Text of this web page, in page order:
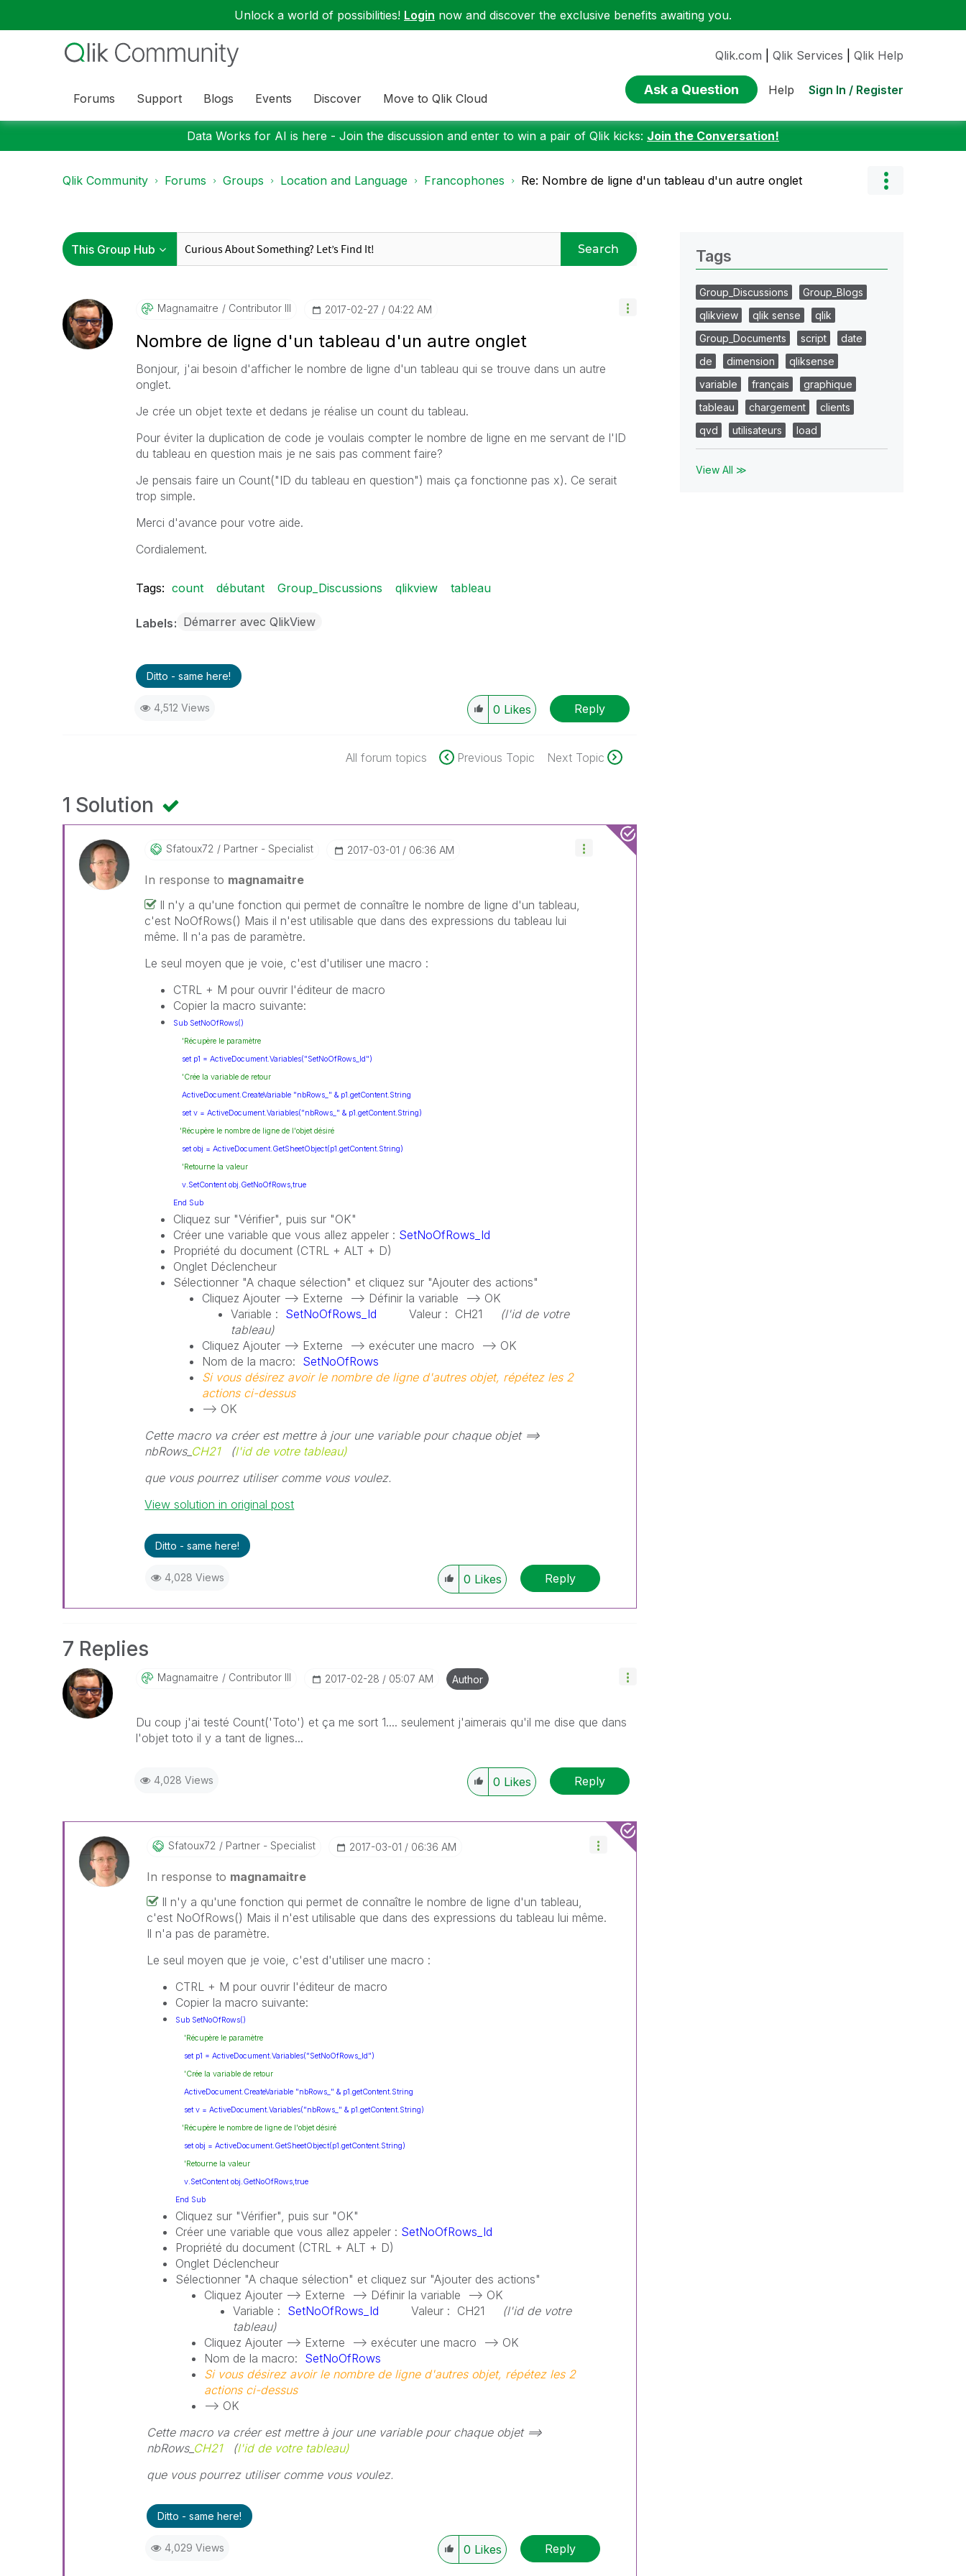
Unlock a world of possibilities! Login now and discover the exclusive benefits awaiting you.
Forums Support Blogs Events Discover Move to Qlik Cloud
Qlik.com Qlik Services Qlik Help
Ask a Question Help Sign In / Register
Data Works for AI is here - Join the discussion and enter to win a pair of Qlik kicks: Join the Conversation!
Qlik Community Forums Groups Location and Language Francophones Re: Nombre de ligne d'un tableau d'un autre onglet
Search
Magnamaitre Contributor III ‎2017-02-27 04:22 AM
Nombre de ligne d'un tableau d'un autre onglet
Bonjour, j'ai besoin d'afficher le nombre de ligne d'un tableau qui se trouve dans un autre
onglet.
Je crée un objet texte et dedans je réalise un count du tableau.
Pour éviter la duplication de code je voulais compter le nombre de ligne en me servant de l'ID
du tableau en question mais je ne sais pas comment faire?
Je pensais faire un Count("ID du tableau en question") mais ça fonctionne pas x). Ce serait
trop simple.
Merci d'avance pour votre aide.
Cordialement.
Tags: count débutant Group_Discussions qlikview tableau
Labels Démarrer avec QlikView
Ditto - same here!
4,512 Views 0 Likes Reply
All forum topics Previous Topic Next Topic
1 Solution
Sfatoux72 Partner - Specialist ‎2017-03-01 06:36 AM
In response to magnamaitre
Il n'y a qu'une fonction qui permet de connaître le nombre de ligne d'un tableau,
c'est NoOfRows() Mais il n'est utilisable que dans des expressions du tableau lui
même. Il n'a pas de paramètre.
Le seul moyen que je voie, c'est d'utiliser une macro :
CTRL + M pour ouvrir l'éditeur de macro
Copier la macro suivante:
Sub SetNoOfRows()
'Récupère le paramètre
set p1 = ActiveDocument.Variables("SetNoOfRows_Id")
'Crée la variable de retour
ActiveDocument.CreateVariable "nbRows_" & p1.getContent.String
set v = ActiveDocument.Variables("nbRows_" & p1.getContent.String)
'Récupère le nombre de ligne de l'objet désiré
set obj = ActiveDocument.GetSheetObject(p1.getContent.String)
'Retourne la valeur
v.SetContent obj.GetNoOfRows,true
End Sub
Cliquez sur "Vérifier", puis sur "OK"
Créer une variable que vous allez appeler : SetNoOfRows_Id
Propriété du document (CTRL + ALT + D)
Onglet Déclencheur
Sélectionner "A chaque sélection" et cliquez sur "Ajouter des actions"
Cliquez Ajouter --> Externe --> Définir la variable --> OK
Variable : SetNoOfRows_Id Valeur : CH21 (l'id de votre
tableau)
Cliquez Ajouter --> Externe --> exécuter une macro --> OK
Nom de la macro: SetNoOfRows
Si vous désirez avoir le nombre de ligne d'autres objet, répétez les 2
actions ci-dessus
--> OK
Cette macro va créer est mettre à jour une variable pour chaque objet ==>
nbRows_ CH21 (l'id de votre tableau)
que vous pourrez utiliser comme vous voulez.
View solution in original post
Ditto - same here!
4,028 Views 0 Likes Reply
7 Replies
Magnamaitre Contributor III ‎2017-02-28 05:07 AM Author
Du coup j'ai testé Count('Toto') et ça me sort 1.... seulement j'aimerais qu'il me dise que dans
l'objet toto il y a tant de lignes...
4,028 Views 0 Likes Reply
Sfatoux72 Partner - Specialist ‎2017-03-01 06:36 AM
In response to magnamaitre
Il n'y a qu'une fonction qui permet de connaître le nombre de ligne d'un tableau,
c'est NoOfRows() Mais il n'est utilisable que dans des expressions du tableau lui même.
Il n'a pas de paramètre.
Le seul moyen que je voie, c'est d'utiliser une macro :
CTRL + M pour ouvrir l'éditeur de macro
Copier la macro suivante:
Sub SetNoOfRows()
'Récupère le paramètre
set p1 = ActiveDocument.Variables("SetNoOfRows_Id")
'Crée la variable de retour
ActiveDocument.CreateVariable "nbRows_" & p1.getContent.String
set v = ActiveDocument.Variables("nbRows_" & p1.getContent.String)
'Récupère le nombre de ligne de l'objet désiré
set obj = ActiveDocument.GetSheetObject(p1.getContent.String)
'Retourne la valeur
v.SetContent obj.GetNoOfRows,true
End Sub
Cliquez sur "Vérifier", puis sur "OK"
Créer une variable que vous allez appeler : SetNoOfRows_Id
Propriété du document (CTRL + ALT + D)
Onglet Déclencheur
Sélectionner "A chaque sélection" et cliquez sur "Ajouter des actions"
Cliquez Ajouter --> Externe --> Définir la variable --> OK
Variable : SetNoOfRows_Id Valeur : CH21
(l'id de votre
tableau)
Cliquez Ajouter --> Externe --> exécuter une macro --> OK
Nom de la macro: SetNoOfRows
Si vous désirez avoir le nombre de ligne d'autres objet, répétez les 2
actions ci-dessus
--> OK
Cette macro va créer est mettre à jour une variable pour chaque objet ==>
nbRows_ CH21 (l'id de votre tableau)
que vous pourrez utiliser comme vous voulez.
Ditto - same here!
4,029 Views 0 Likes Reply
Tags
Group_Discussions
Group_Blogs
qlikview
qlik sense
qlik
Group_Documents
script
date
de
dimension
qliksense
variable
français
graphique
tableau
chargement
clients
qvd
utilisateurs load
View All ≫